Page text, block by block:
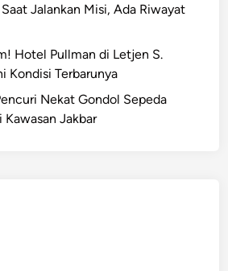
Jalankan Misi, Ada Riwayat
Hotel Pullman di Letjen S.
Kondisi Terbarunya
Nekat Gondol Sepeda
Jakbar